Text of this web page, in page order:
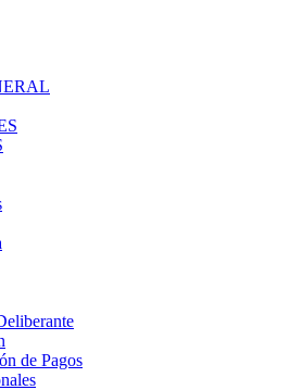
de Pagos